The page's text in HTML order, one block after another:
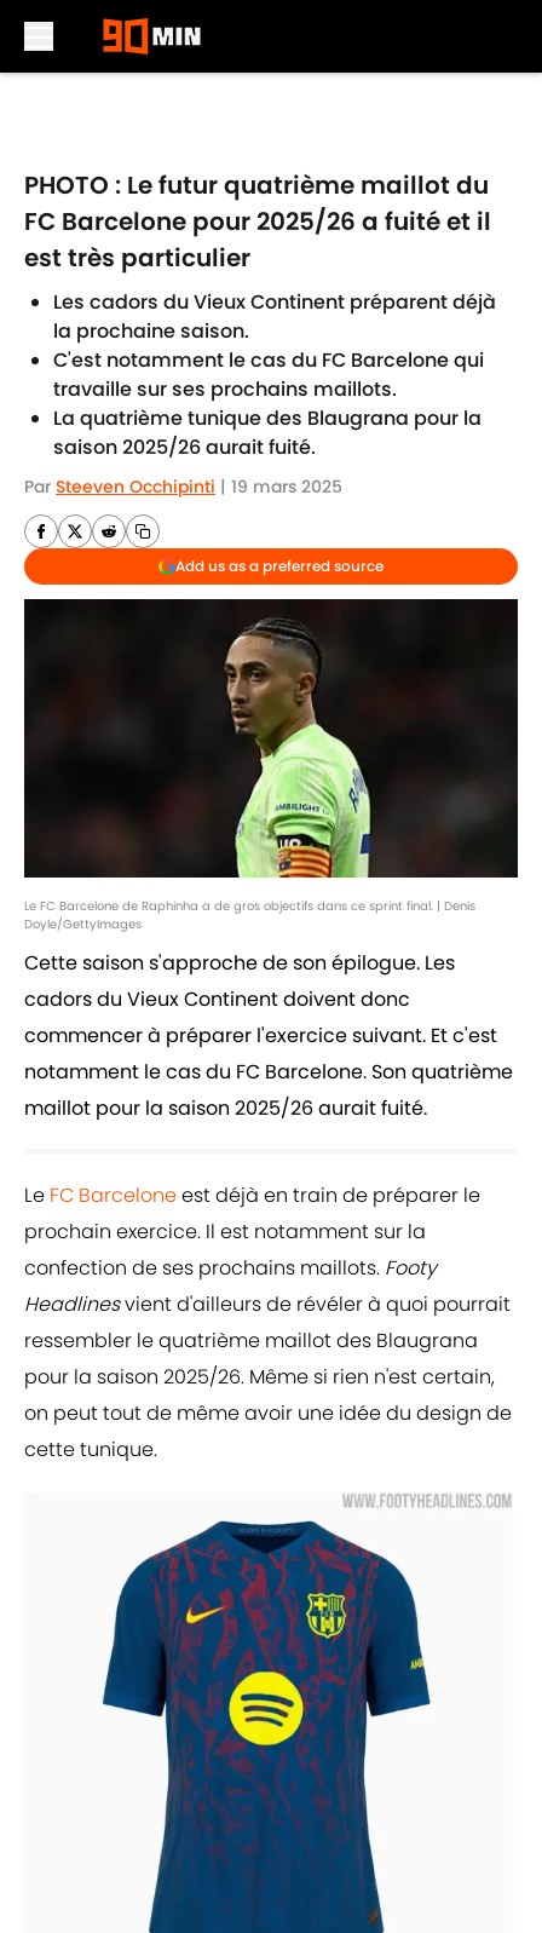
PHOTO : Le futur quatrième maillot du
FC Barcelone pour 2025/26 a fuité et il
est très particulier
Les cadors du Vieux Continent préparent déjà
la prochaine saison.
C'est notamment le cas du FC Barcelone qui
travaille sur ses prochains maillots.
La quatrième tunique des Blaugrana pour la
saison 2025/26 aurait fuité.
Par Steeven Occhipinti | 19 mars 2025
Add us as a preferred source
Le FC Barcelone de Raphinha a de gros objectifs dans ce sprint final. | Denis
Doyle/GettyImages
Cette saison s'approche de son épilogue. Les
cadors du Vieux Continent doivent donc
commencer à préparer l'exercice suivant. Et c'est
notamment le cas du FC Barcelone. Son quatrième
maillot pour la saison 2025/26 aurait fuité.
Le FC Barceloneest déjà en train de préparer le
prochain exercice. Il est notamment sur la
confection de ses prochains maillots. Footy
Headlinesvient d'ailleurs de révéler à quoi pourrait
ressembler le quatrième maillot des Blaugrana
pour la saison 2025/26. Même si rien n'est certain,
on peut tout de même avoir une idée du design de
cette tunique.